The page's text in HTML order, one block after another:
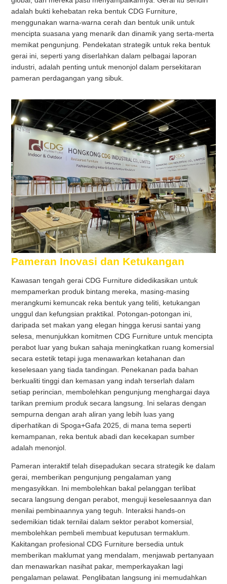
adalah bukti kehebatan reka bentuk CDG Furniture,
menggunakan warna-warna cerah dan bentuk unik untuk
mencipta suasana yang menarik dan dinamik yang serta-merta
memikat pengunjung. Pendekatan strategik untuk reka bentuk
gerai ini, seperti yang diserlahkan dalam pelbagai laporan
industri, adalah penting untuk menonjol dalam persekitaran
pameran perdagangan yang sibuk.
Pameran Inovasi dan Ketukangan
Kawasan tengah gerai CDG Furniture didedikasikan untuk
mempamerkan produk bintang mereka, masing-masing
merangkumi kemuncak reka bentuk yang teliti, ketukangan
unggul dan kefungsian praktikal. Potongan-potongan ini,
daripada set makan yang elegan hingga kerusi santai yang
selesa, menunjukkan komitmen CDG Furniture untuk mencipta
perabot luar yang bukan sahaja meningkatkan ruang komersial
secara estetik tetapi juga menawarkan ketahanan dan
keselesaan yang tiada tandingan. Penekanan pada bahan
berkualiti tinggi dan kemasan yang indah terserlah dalam
setiap perincian, membolehkan pengunjung menghargai daya
tarikan premium produk secara langsung. Ini selaras dengan
sempurna dengan arah aliran yang lebih luas yang
diperhatikan di Spoga+Gafa 2025, di mana tema seperti
kemampanan, reka bentuk abadi dan kecekapan sumber
adalah menonjol.
Pameran interaktif telah disepadukan secara strategik ke dalam
gerai, memberikan pengunjung pengalaman yang
mengasyikkan. Ini membolehkan bakal pelanggan terlibat
secara langsung dengan perabot, menguji keselesaannya dan
menilai pembinaannya yang teguh. Interaksi hands-on
sedemikian tidak ternilai dalam sektor perabot komersial,
membolehkan pembeli membuat keputusan termaklum.
Kakitangan profesional CDG Furniture bersedia untuk
memberikan maklumat yang mendalam, menjawab pertanyaan
dan menawarkan nasihat pakar, memperkayakan lagi
pengalaman pelawat. Penglibatan langsung ini memudahkan